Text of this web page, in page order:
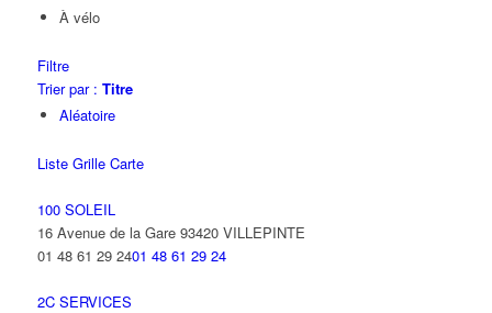
À vélo
Filtre
Trier par : Titre
Aléatoire
Liste Grille Carte
100 SOLEIL
16 Avenue de la Gare 93420 VILLEPINTE
01 48 61 29 2401 48 61 29 24
2C SERVICES